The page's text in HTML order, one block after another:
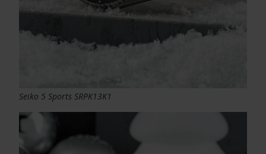
Seiko 5 Sports SRPK13K1